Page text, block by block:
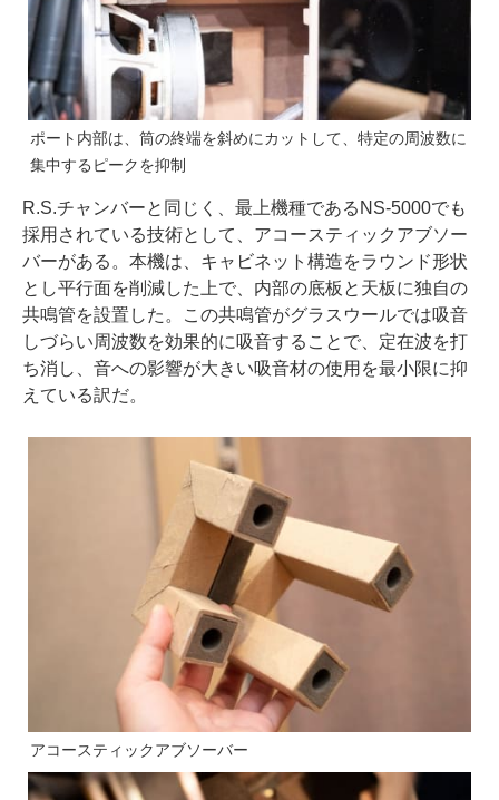
ポート内部は、筒の終端を斜めにカットして、特定の周波数に
集中するピークを抑制
R.S.チャンバーと同じく、最上機種であるNS-5000でも
採用されている技術として、アコースティックアブソー
バーがある。本機は、キャビネット構造をラウンド形状
とし平行面を削減した上で、内部の底板と天板に独自の
共鳴管を設置した。この共鳴管がグラスウールでは吸音
しづらい周波数を効果的に吸音することで、定在波を打
ち消し、音への影響が大きい吸音材の使用を最小限に抑
えている訳だ。
アコースティックアブソーバー